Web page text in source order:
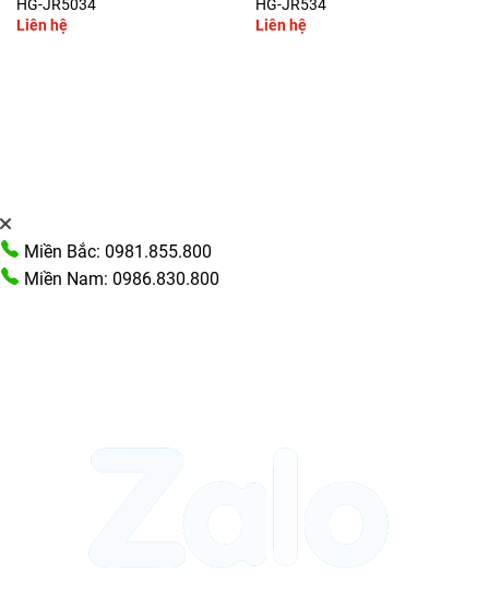
HG-JR5034
Liên hệ
HG-JR534
Liên hệ
Miền Bắc: 0981.855.800
Miền Nam: 0986.830.800